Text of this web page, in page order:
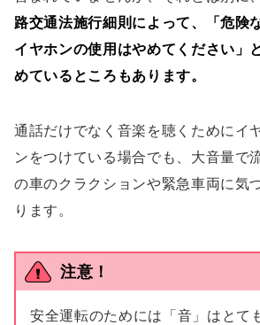
路交通法施行細則によって、「危険
イヤホンの使用はやめてください」
めているところもあります。
通話だけでなく音楽を聴くためにイ
ンをつけている場合でも、大音量で
の車のクラクションや緊急車両に気
ります。
注意！
安全運転のためには「音」はとて